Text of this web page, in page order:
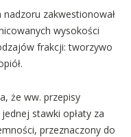
zakwestionował
wysokości
frakcji: tworzywo
że ww. przepisy
stawki opłaty za
przeznaczony do